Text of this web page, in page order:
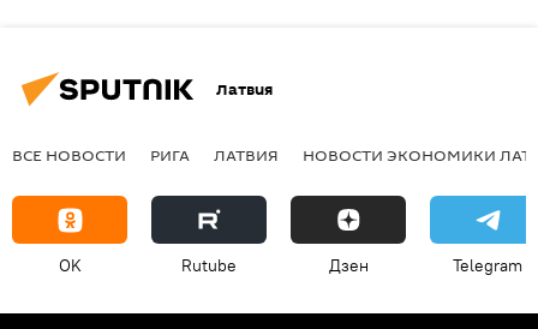
Латвия
ВСЕ НОВОСТИ РИГА ЛАТВИЯ НОВОСТИ ЭКОНОМИКИ
OK Rutube Дзен Telegram